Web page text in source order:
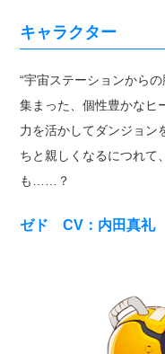
キャラクター
“宇宙ステーションから
集まった、個性豊かなヒ
力を活かしてダンジョン
ちと親しくなるにつれて
も……？
ゼド CV：内田真礼